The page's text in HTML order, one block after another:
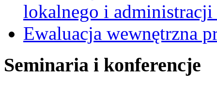
lokalnego i administracji
Ewaluacja wewnętrzna
Seminaria i konferencje